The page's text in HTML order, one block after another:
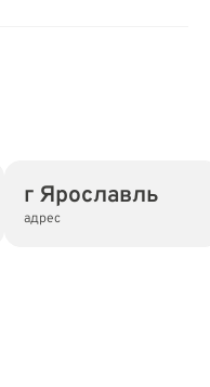
г Ярославль
адрес